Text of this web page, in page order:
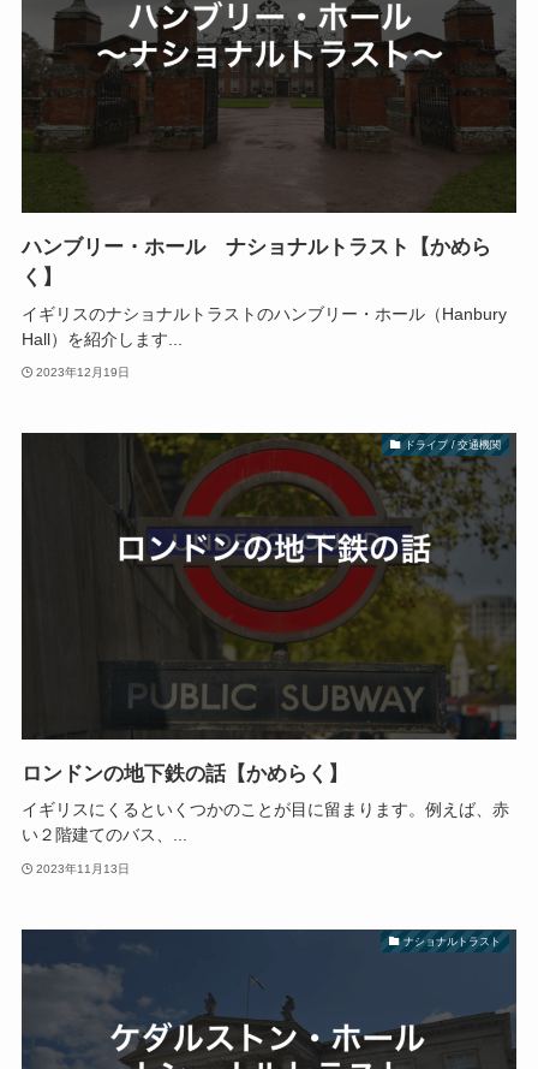
ハンブリー・ホール ナショナルトラスト【かめら
く】
イギリスのナショナルトラストのハンブリー・ホール（Hanbury
Hall）を紹介します...
2023年12月19日
ドライブ / 交通機関
ロンドンの地下鉄の話【かめらく】
イギリスにくるといくつかのことが目に留まります。例えば、赤
い２階建てのバス、...
2023年11月13日
ナショナルトラスト